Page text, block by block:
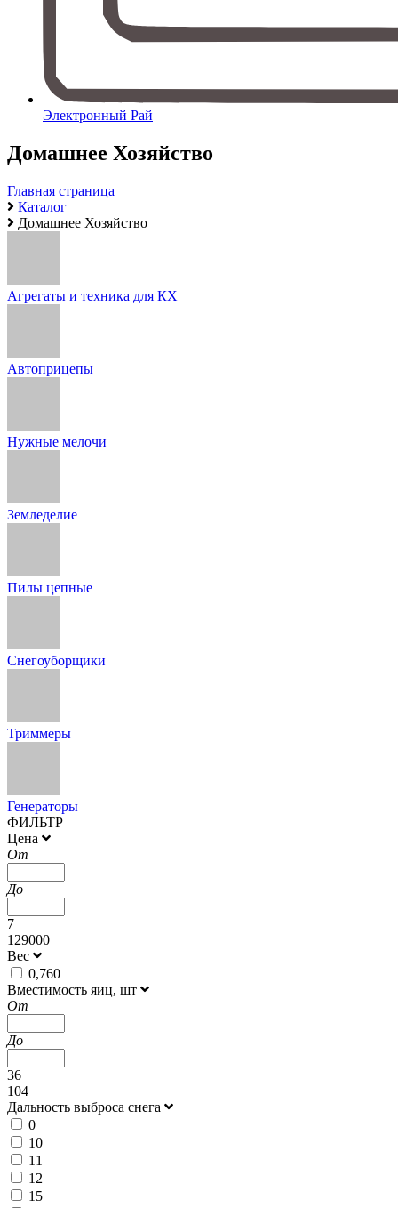
Электронный Рай
Домашнее Хозяйство
Главная страница
Каталог
Домашнее Хозяйство
Агрегаты и техника для КХ
Автоприцепы
Нужные мелочи
Земледелие
Пилы цепные
Снегоуборщики
Триммеры
Генераторы
ФИЛЬТР
Цена
От
До
7
129000
Вес
0,760
Вместимость яиц, шт
От
До
36
104
Дальность выброса снега
0
10
11
12
15